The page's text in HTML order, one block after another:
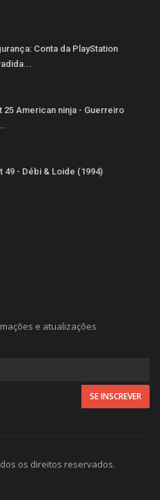
Conta da PlayStation
25 American ninja - Guerreiro
49 - Débi & Loide (1994)
e atualizações
os direitos reservados.